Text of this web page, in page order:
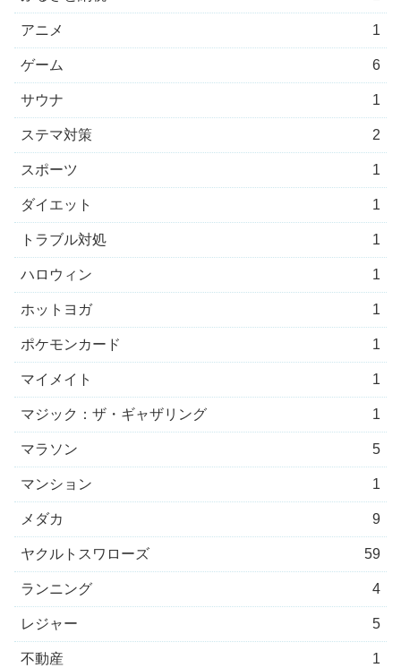
アニメ 1
ゲーム 6
サウナ 1
ステマ対策 2
スポーツ 1
ダイエット 1
トラブル対処 1
ハロウィン 1
ホットヨガ 1
ポケモンカード 1
マイメイト 1
マジック：ザ・ギャザリング 1
マラソン 5
マンション 1
メダカ 9
ヤクルトスワローズ 59
ランニング 4
レジャー 5
不動産 1